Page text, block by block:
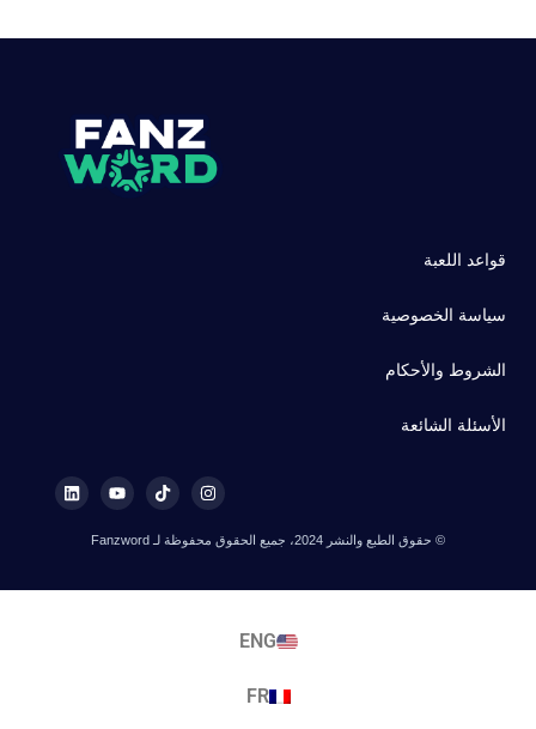
قواعد اللعبة
سياسة الخصوصية
الشروط والأحكام
الأسئلة الشائعة
© حقوق الطبع والنشر 2024، جميع الحقوق محفوظة لـ Fanzword
ENG
FR